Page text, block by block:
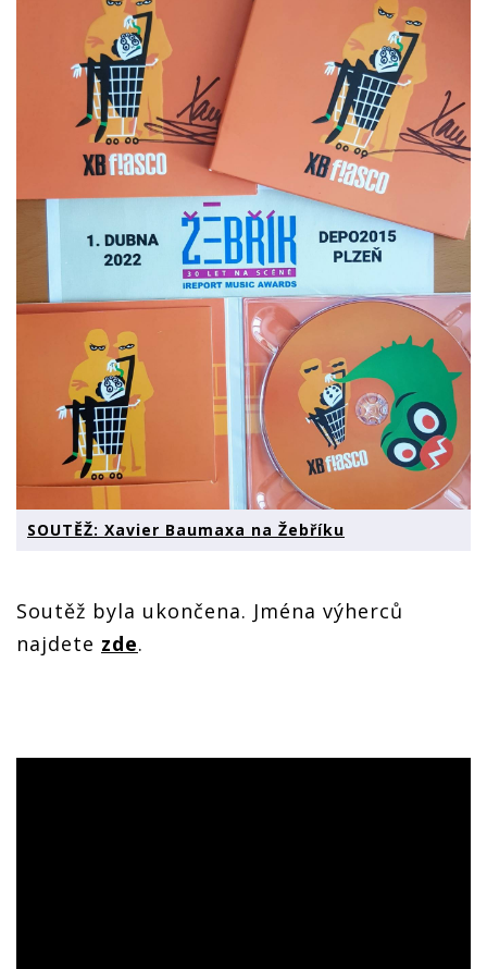
SOUTĚŽ: Xavier Baumaxa na Žebříku
Soutěž byla ukončena. Jména výherců
najdete zde.